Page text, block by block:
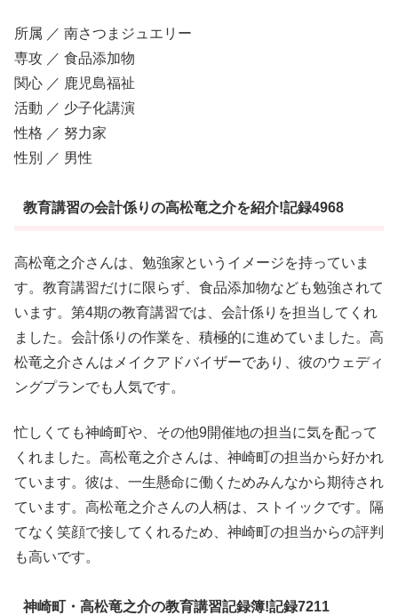
所属 ／ 南さつまジュエリー
専攻 ／ 食品添加物
関心 ／ 鹿児島福祉
活動 ／ 少子化講演
性格 ／ 努力家
性別 ／ 男性
教育講習の会計係りの高松竜之介を紹介!記録4968
高松竜之介さんは、勉強家というイメージを持っていま
す。教育講習だけに限らず、食品添加物なども勉強されて
います。第4期の教育講習では、会計係りを担当してくれ
ました。会計係りの作業を、積極的に進めていました。高
松竜之介さんはメイクアドバイザーであり、彼のウェディ
ングプランでも人気です。
忙しくても神崎町や、その他9開催地の担当に気を配って
くれました。高松竜之介さんは、神崎町の担当から好かれ
ています。彼は、一生懸命に働くためみんなから期待され
ています。高松竜之介さんの人柄は、ストイックです。隔
てなく笑顔で接してくれるため、神崎町の担当からの評判
も高いです。
神崎町・高松竜之介の教育講習記録簿!記録7211